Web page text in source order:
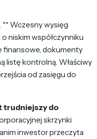
Wczesny wysięg
niskim współczynniku
finansowe, dokumenty
listę kontrolną. Właściwy
od zasięgu do
trudniejszy do
skrzynki
inwestor przeczyta